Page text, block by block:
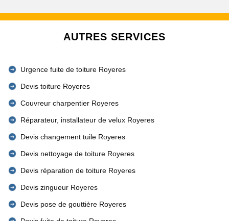
AUTRES SERVICES
Urgence fuite de toiture Royeres
Devis toiture Royeres
Couvreur charpentier Royeres
Réparateur, installateur de velux Royeres
Devis changement tuile Royeres
Devis nettoyage de toiture Royeres
Devis réparation de toiture Royeres
Devis zingueur Royeres
Devis pose de gouttière Royeres